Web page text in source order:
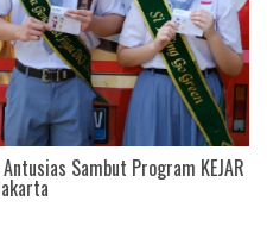
Sambut Program KEJAR DKI